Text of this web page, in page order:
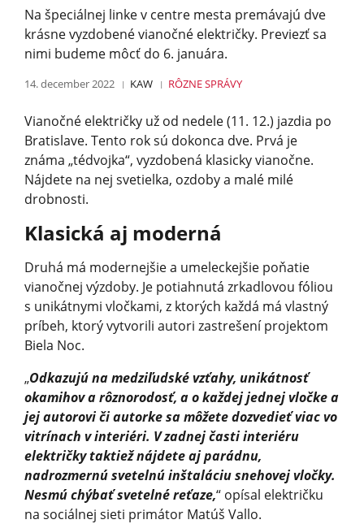
Na špeciálnej linke v centre mesta premávajú dve
krásne vyzdobené vianočné električky. Previezť sa
nimi budeme môcť do 6. januára.
14. december 2022 KAW RÔZNESPRÁVY
Vianočné električky už od nedele (11. 12.) jazdia po
Bratislave. Tento rok sú dokonca dve. Prvá je
známa „tédvojka“, vyzdobená klasicky vianočne.
Nájdete na nej svetielka, ozdoby a malé milé
drobnosti.
Klasická aj moderná
Druhá má modernejšie a umeleckejšie poňatie
vianočnej výzdoby. Je potiahnutá zrkadlovou fóliou
s unikátnymi vločkami, z ktorých každá má vlastný
príbeh, ktorý vytvorili autori zastrešení projektom
Biela Noc.
„Odkazujú na medziľudské vzťahy, unikátnosť
okamihov a rôznorodosť, a o každej jednej vločke a
jej autorovi či autorke sa môžete dozvedieť viac vo
vitrínach v interiéri. V zadnej časti interiéru
električky taktiež nájdete aj parádnu,
nadrozmernú svetelnú inštaláciu snehovej vločky.
Nesmú chýbať svetelné reťaze,“ opísal električku
na sociálnej sieti primátor Matúš Vallo.